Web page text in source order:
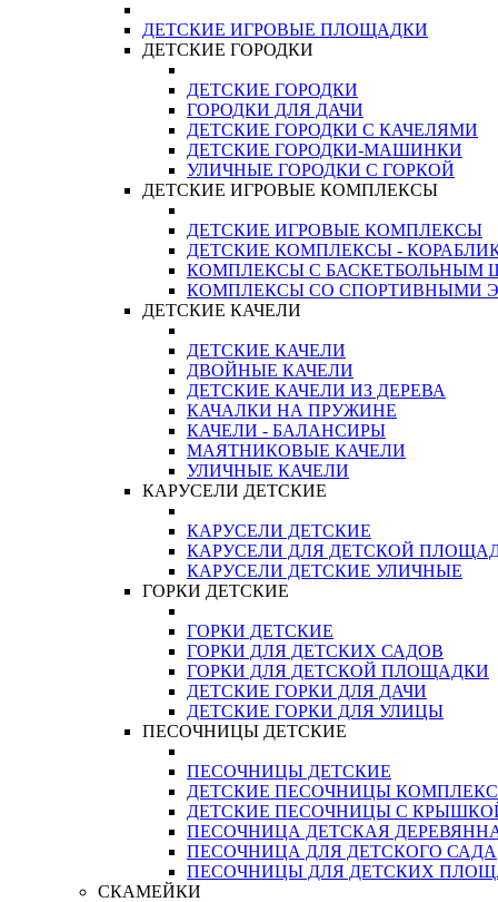
ДЕТСКИЕ ИГРОВЫЕ ПЛОЩАДКИ
ДЕТСКИЕ ГОРОДКИ
ДЕТСКИЕ ГОРОДКИ
ГОРОДКИ ДЛЯ ДАЧИ
ДЕТСКИЕ ГОРОДКИ С КАЧЕЛЯМИ
ДЕТСКИЕ ГОРОДКИ-МАШИНКИ
УЛИЧНЫЕ ГОРОДКИ С ГОРКОЙ
ДЕТСКИЕ ИГРОВЫЕ КОМПЛЕКСЫ
ДЕТСКИЕ ИГРОВЫЕ КОМПЛЕКСЫ
ДЕТСКИЕ КОМПЛЕКСЫ -
КОМПЛЕКСЫ С БАСКЕТБОЛЬНЫМ
КОМПЛЕКСЫ СО СПОРТИВНЫМИ
ДЕТСКИЕ КАЧЕЛИ
ДЕТСКИЕ КАЧЕЛИ
ДВОЙНЫЕ КАЧЕЛИ
ДЕТСКИЕ КАЧЕЛИ ИЗ ДЕРЕВА
КАЧАЛКИ НА ПРУЖИНЕ
КАЧЕЛИ - БАЛАНСИРЫ
МАЯТНИКОВЫЕ КАЧЕЛИ
УЛИЧНЫЕ КАЧЕЛИ
КАРУСЕЛИ ДЕТСКИЕ
КАРУСЕЛИ ДЕТСКИЕ
КАРУСЕЛИ ДЛЯ ДЕТСКОЙ
КАРУСЕЛИ ДЕТСКИЕ УЛИЧНЫЕ
ГОРКИ ДЕТСКИЕ
ГОРКИ ДЕТСКИЕ
ГОРКИ ДЛЯ ДЕТСКИХ САДОВ
ГОРКИ ДЛЯ ДЕТСКОЙ ПЛОЩАДКИ
ДЕТСКИЕ ГОРКИ ДЛЯ ДАЧИ
ДЕТСКИЕ ГОРКИ ДЛЯ УЛИЦЫ
ПЕСОЧНИЦЫ ДЕТСКИЕ
ПЕСОЧНИЦЫ ДЕТСКИЕ
ДЕТСКИЕ ПЕСОЧНИЦЫ
ДЕТСКИЕ ПЕСОЧНИЦЫ С
ПЕСОЧНИЦА ДЕТСКАЯ
ПЕСОЧНИЦА ДЛЯ ДЕТСКОГО САДА
ПЕСОЧНИЦЫ ДЛЯ ДЕТСКИХ
СКАМЕЙКИ